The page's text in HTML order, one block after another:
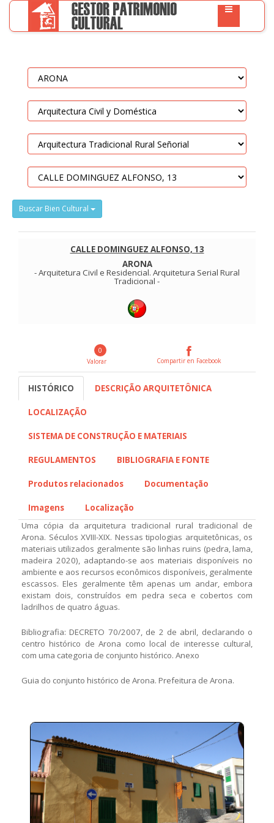
Buscar Bien Cultural
CALLE DOMINGUEZ ALFONSO, 13
ARONA
-Arquitetura Civil e Residencial. Arquitetura Serial Rural
Tradicional -
0
Valorar
Compartir en Facebook
HISTÓRICO DESCRIÇÃO ARQUITETÔNICA
LOCALIZAÇÃO
SISTEMA DE CONSTRUÇÃO E MATERIAIS
REGULAMENTOS BIBLIOGRAFIA E FONTE
Produtos relacionados Documentação
Imagens
Localização
Uma cópia da arquitetura tradicional rural tradicional de
Arona. Séculos XVIII-XIX. Nessas tipologias arquitetônicas, os
materiais utilizados geralmente são linhas ruins (pedra, lama,
madeira 2020), adaptando-se aos materiais disponíveis no
ambiente e aos recursos econômicos disponíveis, geralmente
escassos. Eles geralmente têm apenas um andar, embora
existam dois, construídos em pedra seca e cobertos com
ladrilhos de quatro águas.
Bibliografia: DECRETO 70/2007, de 2 de abril, declarando o
centro histórico de Arona como local de interesse cultural,
com uma categoria de conjunto histórico. Anexo
Guia do conjunto histórico de Arona. Prefeitura de Arona.